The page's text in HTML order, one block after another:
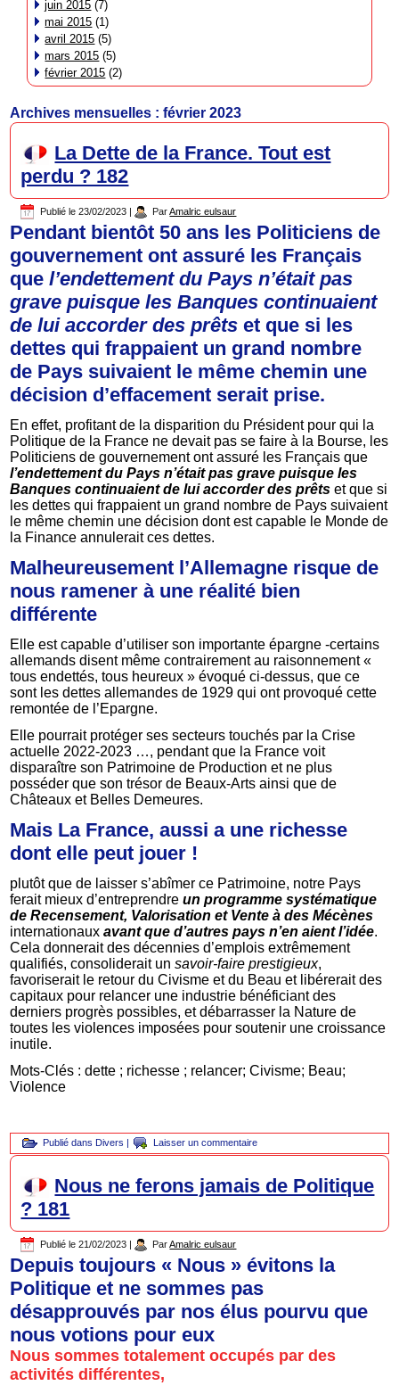
juin 2015 (7)
mai 2015 (1)
avril 2015 (5)
mars 2015 (5)
février 2015 (2)
Archives mensuelles :février 2023
La Dette de la France. Tout est
perdu ? 182
Publié le 23/02/2023 | Par Amalric eulsaur
Pendant bientôt 50 ans les Politiciens de
gouvernement ont assuré les Français
quel’endettement du Pays n’était pas
grave puisque les Banques continuaient
de lui accorder des prêts et que si les
dettes qui frappaient un grand nombre
de Pays suivaient le même chemin une
décision d’effacement serait prise.
En effet, profitant de la disparition du Président pour qui la
Politique de la France ne devait pas se faire à la Bourse, les
Politiciens de gouvernement ont assuré les Français que
l’endettement du Pays n’était pas grave puisque les
Banques continuaient de lui accorder des prêts et que si
les dettes qui frappaient un grand nombre de Pays suivaient
le même chemin une décision dont est capable le Monde de
la Finance annulerait ces dettes.
Malheureusement l’Allemagne risque de
nous ramener à une réalité bien
différente
Elle est capable d’utiliser son importante épargne -certains
allemands disent même contrairement au raisonnement «
tous endettés, tous heureux » évoqué ci-dessus, que ce
sont les dettes allemandes de 1929 qui ont provoqué cette
remontée de l’Epargne.
Elle pourrait protéger ses secteurs touchés par la Crise
actuelle 2022-2023 …, pendant que la France voit
disparaître son Patrimoine de Production et ne plus
posséder que son trésor de Beaux-Arts ainsi que de
Châteaux et Belles Demeures.
Mais La France, aussi a une richesse
dont elle peut jouer !
plutôt que de laisser s’abîmer ce Patrimoine, notre Pays
ferait mieux d’entreprendreun programme systématique
de Recensement, Valorisation et Vente à des Mécènes
internationauxavant que d’autres pays n’en aient l’idée.
Cela donnerait des décennies d’emplois extrêmement
qualifiés, consoliderait unsavoir-faire prestigieux,
favoriserait le retour du Civisme et du Beau et libérerait des
capitaux pour relancer une industrie bénéficiant des
derniers progrès possibles, et débarrasser la Nature de
toutes les violences imposées pour soutenir une croissance
inutile.
Mots-Clés : dette ; richesse ; relancer; Civisme; Beau;
Violence
Publié dans Divers | Laisser un commentaire
Nous ne ferons jamais de Politique
? 181
Publié le 21/02/2023 Par Amalric eulsaur
Depuis toujours « Nous » évitons la
Politique et ne sommes pas
désapprouvés par nos élus pourvu que
nous votions pour eux
Nous sommes totalement occupés par des
activités différentes,